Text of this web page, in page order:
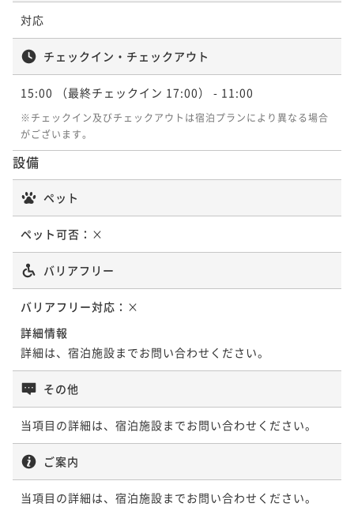
対応
チェックイン・チェックアウト
15:00 （最終チェックイン 17:00） - 11:00
※チェックイン及びチェックアウトは宿泊プランにより異なる場合
がございます。
設備
ペット
ペット可否： ×
バリアフリー
バリアフリー対応： ×
詳細情報
詳細は、宿泊施設までお問い合わせください。
その他
当項目の詳細は、宿泊施設までお問い合わせください。
ご案内
当項目の詳細は、宿泊施設までお問い合わせください。